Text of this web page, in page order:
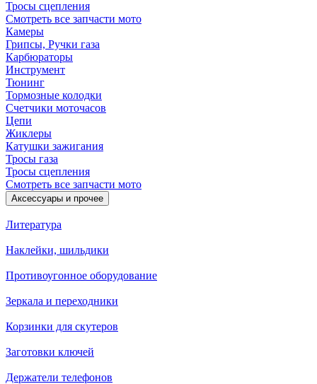
Тросы сцепления
Смотреть все запчасти мото
Камеры
Грипсы, Ручки газа
Карбюраторы
Инструмент
Тюнинг
Тормозные колодки
Счетчики моточасов
Цепи
Жиклеры
Катушки зажигания
Тросы газа
Тросы сцепления
Смотреть все запчасти мото
Аксессуары и прочее
Литература
Наклейки, шильдики
Противоугонное оборудование
Зеркала и переходники
Корзинки для скутеров
Заготовки ключей
Держатели телефонов